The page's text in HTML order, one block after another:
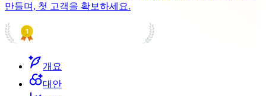
만들며, 첫 고객을 확보하세요.
개요
대안